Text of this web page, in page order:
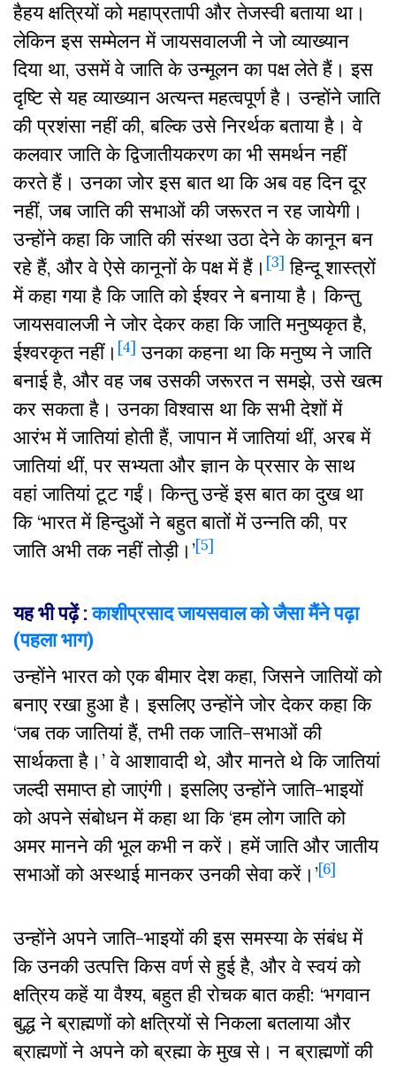
हैहय क्षत्रियों को महाप्रतापी और तेजस्वी बताया था।
लेकिन इस सम्मेलन में जायसवालजी ने जो व्याख्यान
दिया था, उसमें वे जाति के उन्मूलन का पक्ष लेते हैं। इस
दृष्टि से यह व्याख्यान अत्यन्त महत्वपूर्ण है। उन्होंने जाति
की प्रशंसा नहीं की, बल्कि उसे निरर्थक बताया है। वे
कलवार जाति के द्विजातीयकरण का भी समर्थन नहीं
करते हैं। उनका जोर इस बात था कि अब वह दिन दूर
नहीं, जब जाति की सभाओं की जरूरत न रह जायेगी।
उन्होंने कहा कि जाति की संस्था उठा देने के कानून बन
रहे हैं, और वे ऐसे कानूनों के पक्ष में हैं। [3] हिन्दू शास्त्रों
में कहा गया है कि जाति को ईश्वर ने बनाया है। किन्तु
जायसवालजी ने जोर देकर कहा कि जाति मनुष्यकृत है,
ईश्वरकृत नहीं। [4] उनका कहना था कि मनुष्य ने जाति
बनाई है, और वह जब उसकी जरूरत न समझे, उसे खत्म
कर सकता है। उनका विश्वास था कि सभी देशों में
आरंभ में जातियां होती हैं, जापान में जातियां थीं, अरब में
जातियां थीं, पर सभ्यता और ज्ञान के प्रसार के साथ
वहां जातियां टूट गईं। किन्तु उन्हें इस बात का दुख था
कि ‘भारत में हिन्दुओं ने बहुत बातों में उन्नति की, पर
जाति अभी तक नहीं तोड़ी।’[5]
यहभीपढ़ें:काशीप्रसादजायसवालकोजैसामैंनेपढ़ा
(पहलाभाग)
उन्होंने भारत को एक बीमार देश कहा, जिसने जातियों को
बनाए रखा हुआ है। इसलिए उन्होंने जोर देकर कहा कि
‘जब तक जातियां हैं, तभी तक जाति-सभाओं की
सार्थकता है।’ वे आशावादी थे, और मानते थे कि जातियां
जल्दी समाप्त हो जाएंगी। इसलिए उन्होंने जाति-भाइयों
को अपने संबोधन में कहा था कि ‘हम लोग जाति को
अमर मानने की भूल कभी न करें। हमें जाति और जातीय
सभाओं को अस्थाई मानकर उनकी सेवा करें।’[6]
उन्होंने अपने जाति-भाइयों की इस समस्या के संबंध में
कि उनकी उत्पत्ति किस वर्ण से हुई है, और वे स्वयं को
क्षत्रिय कहें या वैश्य, बहुत ही रोचक बात कही: ‘भगवान
बुद्ध ने ब्राह्मणों को क्षत्रियों से निकला बतलाया और
ब्राह्मणों ने अपने को ब्रह्मा के मुख से। न ब्राह्मणों की